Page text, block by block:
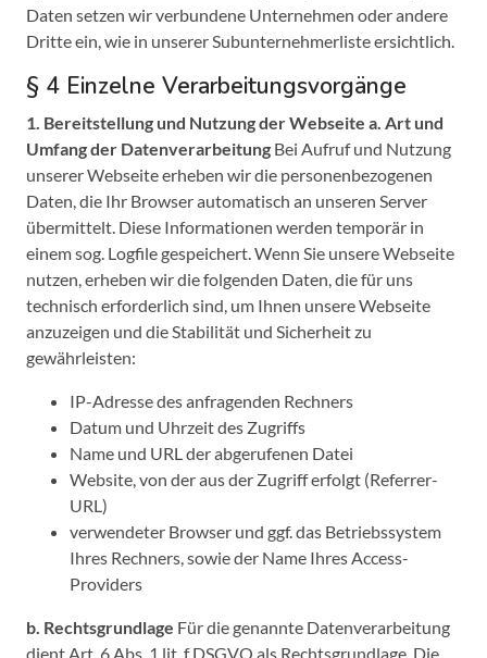
Daten setzen wir verbundene Unternehmen oder andere
Dritte ein, wie in unserer Subunternehmerliste ersichtlich.
§ 4 Einzelne Verarbeitungsvorgänge
1. Bereitstellung und Nutzung der Webseite a. Art und
Umfang der Datenverarbeitung Bei Aufruf und Nutzung
unserer Webseite erheben wir die personenbezogenen
Daten, die Ihr Browser automatisch an unseren Server
übermittelt. Diese Informationen werden temporär in
einem sog. Logfile gespeichert. Wenn Sie unsere Webseite
nutzen, erheben wir die folgenden Daten, die für uns
technisch erforderlich sind, um Ihnen unsere Webseite
anzuzeigen und die Stabilität und Sicherheit zu
gewährleisten:
IP-Adresse des anfragenden Rechners
Datum und Uhrzeit des Zugriffs
Name und URL der abgerufenen Datei
Website, von der aus der Zugriff erfolgt (Referrer-
URL)
verwendeter Browser und ggf. das Betriebssystem
Ihres Rechners, sowie der Name Ihres Access-
Providers
b. Rechtsgrundlage Für die genannte Datenverarbeitung
dient Art. 6 Abs. 1 lit. f DSGVO als Rechtsgrundlage. Die